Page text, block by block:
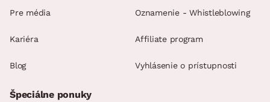
Pre média
Kariéra
Blog
Oznamenie - Whistleblowing
Affiliate program
Vyhlásenie o prístupnosti
Špeciálne ponuky